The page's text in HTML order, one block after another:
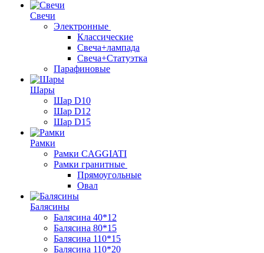
Свечи
Электронные
Классические
Свеча+лампада
Свеча+Статуэтка
Парафиновые
Шары
Шар D10
Шар D12
Шар D15
Рамки
Рамки CAGGIATI
Рамки гранитные
Прямоугольные
Овал
Балясины
Балясина 40*12
Балясина 80*15
Балясина 110*15
Балясина 110*20